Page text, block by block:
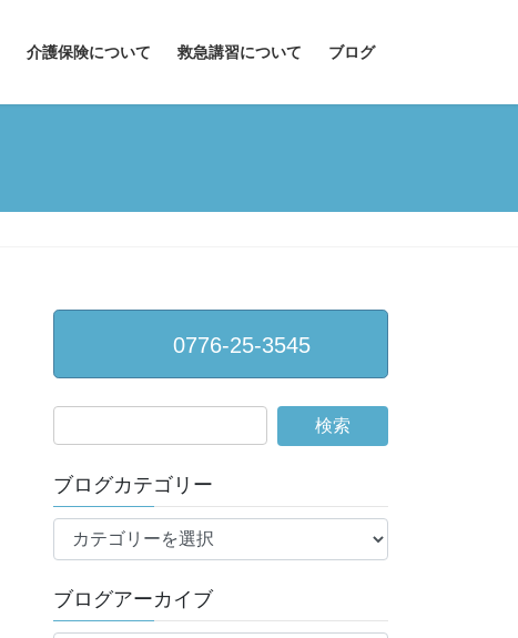
介護保険について 救急講習について ブログ
0776-25-3545
ブログカテゴリー
ロ
カ
ブログアーカイブ
ブ